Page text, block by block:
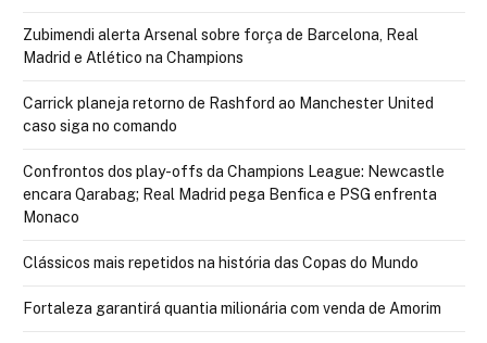
Zubimendi alerta Arsenal sobre força de Barcelona, Real
Madrid e Atlético na Champions
Carrick planeja retorno de Rashford ao Manchester United
caso siga no comando
Confrontos dos play-offs da Champions League: Newcastle
encara Qarabag; Real Madrid pega Benfica e PSG enfrenta
Monaco
Clássicos mais repetidos na história das Copas do Mundo
Fortaleza garantirá quantia milionária com venda de Amorim